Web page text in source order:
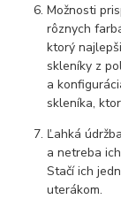
Možnosti
rôznych
ktorý
skleníky z
a
skleníka,
Ľahká
a netreba
Stačí ich
uterákom.